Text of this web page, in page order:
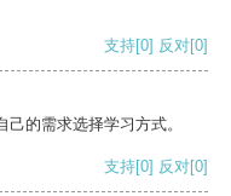
支持[0] 反对[0]
的需求选择学习方式。
支持[0] 反对[0]